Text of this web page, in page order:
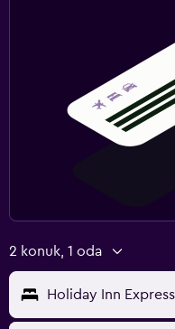
2 konuk, 1 oda